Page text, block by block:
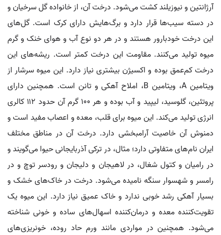
آرژانتین و نیوزیلند کشت می‌شود. درخت آن، از خانواده گل سرخیان و
در دسته سیب‌ها قرار دارد و برگ‌هایش دارای کرک است. گل‌های
این درخت خودبارور هستند و در هر دو نوع آب و هوای خنک و گرم
میوه تولید می‌کنند. مقاومت این درخت کمتر است. ریشه‌های این
درخت کم‌عمق بوده و اکسیژن بیشتری نیاز دارد. این میوه سرشار از
ویتامین A، ویتامین B، املاح آهکی و تانن است. همچنین دارای
پروتئین، گلوسید، لیپید و آب بوده و هر ۱۰۰ گرم آن حدود ۱۱۲ کالری
انرژی تولید می‌کند. این میوه برای قلب، معده و اعصاب مفید است و
دمنوش آن خاصیت آرامبخشی دارد. درخت آن در مناطق مختلف
ایران نام‌های متفاوتی دارد؛ مثال، در ترکی آذربایجانی حیوا می‌گویند و
در رامیان و کتول شغال، در لاهیجان و دلیجان و رودسر توچ و در
رامسر و شهسوار سنگه نامیده می‌شود. درخت در خاک‌های خشک و
بسیار آهکی رشد خوبی ندارد و خاک عمیق نیاز دارد. این میوه یک
تقویت‌کننده معده و درمان‌کننده اسهال‌های ساده و خونی شناخته
می‌شود. همچنین در مواردی مانند ورم حاد روده، خونریزی‌های